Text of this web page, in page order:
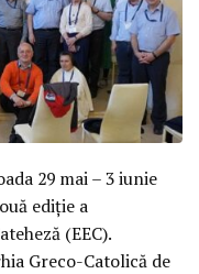
29 mai – 3 iunie
ediție a
(EEC).
Greco-Catolică de